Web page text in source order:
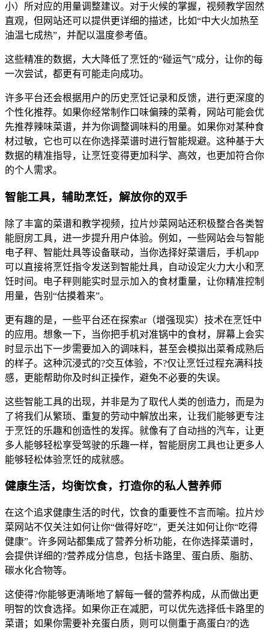
小）所对应的用量调整建议。对于火候的掌握，视频教学固然
直观，但网站还可以提供更详细的描述，比如“中大火加热至
油温七成热”，并配以温度参考值。
这些精准的数据，大大降低了烹饪的“碰运气”成分，让你的每
一次尝试，都更有可能走向成功。
许多平台还会根据用户的历史烹饪记录和反馈，进行更深度的
个性化推荐。如果你经常制作口味偏辣的菜肴，网站可能会优
先推荐辣味菜谱，并为你调整调味料的用量。如果你对某种食
材过敏，它也可以在你选择菜谱时进行智能规避。这种基于大
数据的精准指导，让烹饪变得更加科学、高效，也更加符合你
的个人需求。
智能工具，辅助烹饪，解放你的双手
除了丰富的菜谱和教学视频，拉片炒菜网站还积极整合各类智
能厨房工具，进一步提升用户体验。例如，一些网站会与智能
电子秤、智能灶具等设备联动，当你选择好菜谱后，手机app
可以直接将烹饪指令发送到智能灶具，自动设定火力大小和烹
饪时间。电子秤则能实时显示加入的食材重量，让你精准控制
用量，告别“估摸着来”。
更有趣的是，一些平台还在探索ar（增强现实）技术在烹饪中
的应用。想象一下，当你把手机对准锅中的食材，屏幕上会实
时显示出下一步需要加入的调味料，甚至会模拟出菜肴成熟后
的样子。这种沉浸式的?交互体验，不?仅让烹饪过程充满科技
感，更能帮助你及时纠正操作，避免不必要的失误。
这些智能工具的出现，并非是为了取代人类的创造力，而是为
了将我们从繁琐、重复的劳动中解放出来，让我们能够更专注
于烹饪的乐趣和创造性的发挥。就像有了自动挡的汽车，让更
多人能够轻松享受驾驶的乐趣一样，智能厨房工具也让更多人
能够轻松体验烹饪的成就感。
健康生活，均衡饮食，打造你的私人营养师
在这个追求健康生活的时代，饮食的重要性不言而喻。拉片炒
菜网站不仅关注如何让你“做得好吃”，更关注如何让你“吃得
健康”。许多网站都集成了营养分析功能，在你选择菜谱时，
会提供详细的?营养成分信息，包括卡路里、蛋白质、脂肪、
碳水化合物等。
这使得?你能够更清晰地了解每一餐的营养构成，从而做出更
明智的饮食选择。如果你正在减肥，可以优先选择低卡路里的
菜谱；如果你需要补充蛋白质，则可以侧重于高蛋白?的选